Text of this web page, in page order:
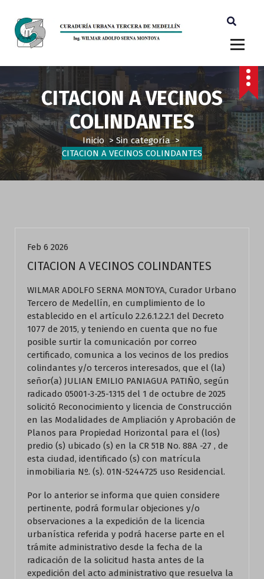
CITACION A VECINOS
COLINDANTES
Inicio>Sin categoría>
CITACION A VECINOS COLINDANTES
Feb 6 2026
CITACION A VECINOS COLINDANTES
WILMAR ADOLFO SERNA MONTOYA, Curador Urbano
Tercero de Medellín, en cumplimiento de lo
establecido en el artículo 2.2.6.1.2.2.1 del Decreto
1077 de 2015, y teniendo en cuenta que no fue
posible surtir la comunicación por correo
certificado, comunica a los vecinos de los predios
colindantes y/o terceros interesados, que el (la)
señor(a) JULIAN EMILIO PANIAGUA PATIÑO, según
radicado 05001-3-25-1315 del 1 de octubre de 2025
solicitó Reconocimiento y licencia de Construcción
en las Modalidades de Ampliación y Aprobación de
Planos para Propiedad Horizontal para el (los)
predio (s) ubicado (s) en la CR 51B No. 88A -27 , de
esta ciudad, identificado (s) con matrícula
inmobiliaria Nº. (s). 01N-5244725 uso Residencial.
Por lo anterior se informa que quien considere
pertinente, podrá formular objeciones y/o
observaciones a la expedición de la licencia
urbanística referida y podrá hacerse parte en el
trámite administrativo desde la fecha de la
radicación de la solicitud hasta antes de la
expedición del acto administrativo que resuelva la